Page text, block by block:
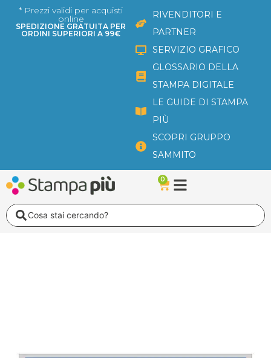
* Prezzi validi per acquisti
online
SPEDIZIONE GRATUITA PER
ORDINI SUPERIORI A 99€
RIVENDITORI E
PARTNER
SERVIZIO GRAFICO
GLOSSARIO DELLA
STAMPA DIGITALE
LE GUIDE DI STAMPA
PIÙ
SCOPRI GRUPPO
SAMMITO
0
Carrello
Search